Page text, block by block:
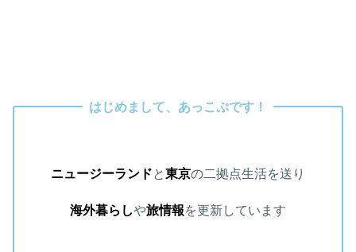
はじめまして、あっこぷです！
ニュージーランドと東京の二拠点生活を送り
海外暮らしや旅情報を更新しています